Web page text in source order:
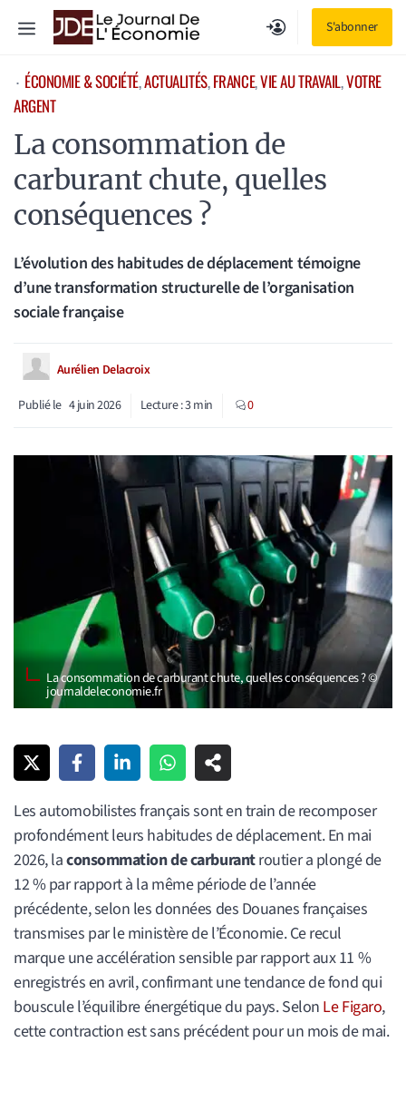
S'abonner
Menu
⋅ ÉCONOMIE & SOCIÉTÉ, ACTUALITÉS, FRANCE, VIE AU TRAVAIL, VOTRE
ARGENT
La consommation de
carburant chute, quelles
conséquences ?
L’évolution des habitudes de déplacement témoigne
d’une transformation structurelle de l’organisation
sociale française
Aurélien Delacroix
Publié le 4 juin 2026 Lecture :3min 0
La consommation de carburant chute, quelles conséquences ? ©
journaldeleconomie.fr
Les automobilistes français sont en train de recomposer
profondément leurs habitudes de déplacement. En mai
2026, laconsommation de carburantroutier a plongé de
12 % par rapport à la même période de l’année
précédente, selon les données des Douanes françaises
transmises par le ministère de l’Économie. Ce recul
marque une accélération sensible par rapport aux 11 %
enregistrés en avril, confirmant une tendance de fond qui
bouscule l’équilibre énergétique du pays. Selon Le Figaro,
cette contraction est sans précédent pour un mois de mai.